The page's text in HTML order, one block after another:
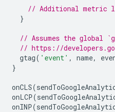
// Additional metric
}
// Assumes the global
// https://
gtag( 'event' , name,
}
onCLS(
onLCP(
onINP(